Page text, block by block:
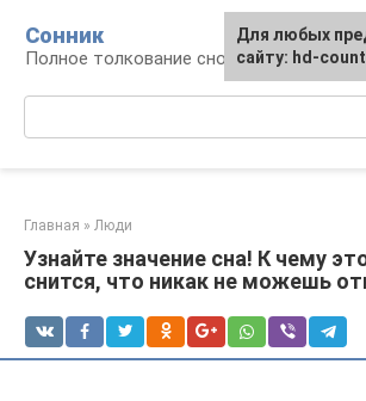
контенту
Сонник
Полное толкование снов
Главная » Люди
Узнайте значение сна! К чему
снится, что никак не можешь
Для любых
сайту: hd-